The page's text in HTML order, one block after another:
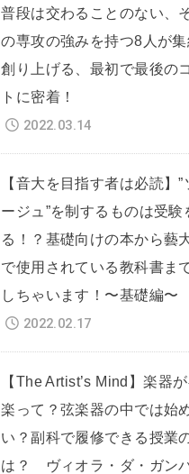
普段は交わることのない、
の専攻の強みを持つ8人が集
創り上げる、最初で最後の
トに密着！
2022.03.14
【音大を目指す者は必読】”
ージュ”を制するものは受験
る！？基礎向けの本から藝
で使用されている教科書ま
しちゃいます！〜基礎編〜
2022.02.17
【The Artist’s Mind】楽器
楽って？弦楽器の中では始
い？副科で履修できる授業
は？ ヴィオラ・ダ・ガン